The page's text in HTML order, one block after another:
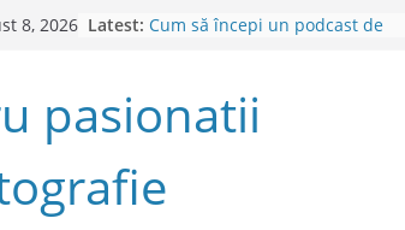
8, 2026 Latest: Cum să începi un podcast de
cameră full frame pentru vlog
4 sfaturi pentru cele mai bune
Top 5 obiective foto mirrorless în
pasionatii